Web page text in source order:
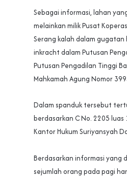
‎Sebagai informasi, lahan
melainkan milik Pusat
Serang kalah dalam gugatan
inkracht dalam Putusan
Putusan Pengadilan Tinggi
Mahkamah Agung Nomor
‎Dalam spanduk tersebut
berdasarkan C No. 2205
Kantor Hukum Suriyansyah
Berdasarkan informasi yang
sejumlah orang pada pagi